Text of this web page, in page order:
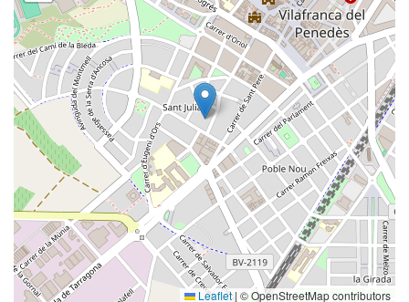
Leaflet| © OpenStreetMap contributors